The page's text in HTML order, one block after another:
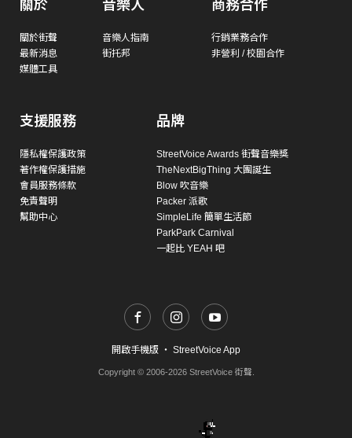
關於
關於街聲
最新消息
媒體工具
音樂人
音樂人指南
街托邦
商務合作
行銷業務合作
非營利 / 校園合作
支援服務
隱私權保護政策
著作權保護措施
會員服務條款
免責聲明
幫助中心
品牌
StreetVoice Awards 街聲音樂獎
TheNextBigThing 大團誕生
Blow 吹音樂
Packer 派歌
SimpleLife 簡單生活節
ParkPark Carnival
一起比 YEAH 吧
開啟手機版 ・ StreetVoice App
Copyright © 2006-2026 StreetVoice 街聲.